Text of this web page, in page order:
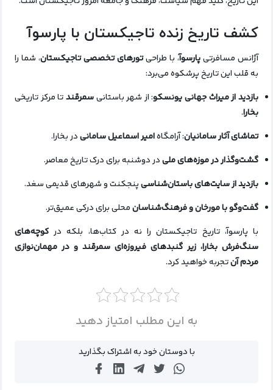
کشف تاریخ زنده تاجیکستان با پارسوآ
آژانس مسافرتیپارسوآ، با طراحیتورهای تخصصی تاجیکستان، شما را
به قلب این تاریخ پرشکوه می‌برد:
بازدید از میراث جهانی یونسکو: از شهر باستانیسمرقندتا مرکز تاریخی
بخارا.
تماشای آثار سامانیان: آرامگاهامیر اسماعیل سامانیدر بخارا.
گشت‌وگذار در موزه‌های ملیدر دوشنبه برای درک تاریخ معاصر.
بازدید از سایت‌های باستان‌شناسیپنجکنت و شهرهای قدیمی سغد.
گفت‌وگو با مورخان و فرهنگ‌شناسانمحلی برای درکی عمیق‌تر.
با پارسوآ، تاریخ تاجیکستان را نه در کتاب‌ها، بلکه در کوچه‌های
سنگ‌فرش بخارا، زیر گنبدهای فیروزه‌ای سمرقند و در مهمان‌نوازی
مردم آنتجربه خواهید کرد.
به این مطلب امتیاز دهید
با دوستان خود به اشتراک بگذارید